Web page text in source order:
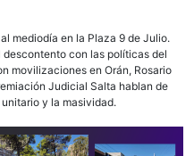
mediodía en la Plaza 9 de Julio.
descontento con las políticas del
movilizaciones en Orán, Rosario
Judicial Salta hablan de
y la masividad.